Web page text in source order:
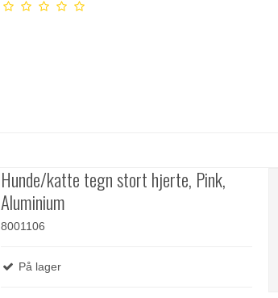
Hunde/katte tegn stort hjerte, Pink,
Aluminium
8001106
På lager